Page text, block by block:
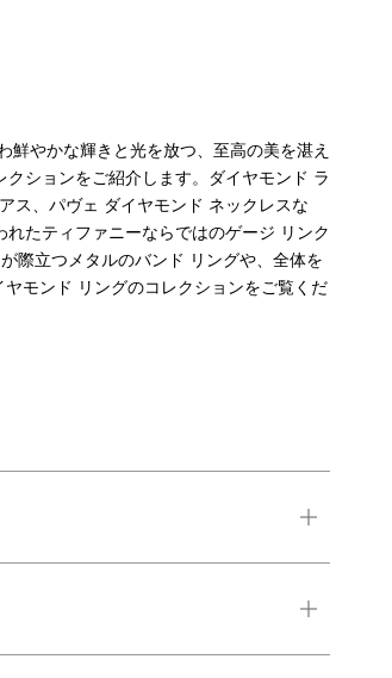
鮮やかな輝きと光を放つ、至高の美を湛え
ションをご紹介します。ダイヤモンド ラ
ス、パヴェ ダイヤモンド ネックレスな
たティファニーならではのゲージ リンク
際立つメタルのバンド リングや、全体を
モンド リングのコレクションをご覧くだ